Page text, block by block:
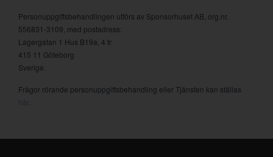
Personuppgiftsbehandlingen utförs av Sponsorhuset AB, org.nr.
556831-3109, med postadress:
Lagergatan 1 Hus B19a, 4 tr
415 11 Göteborg
Sverige.
Frågor rörande personuppgiftsbehandling eller Tjänsten kan ställas
här